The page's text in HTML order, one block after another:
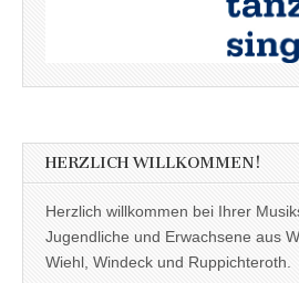
HERZLICH WILLKOMMEN!
Herzlich willkommen bei Ihrer
Jugendliche und Erwachsene aus
Wiehl, Windeck und Ruppichteroth.